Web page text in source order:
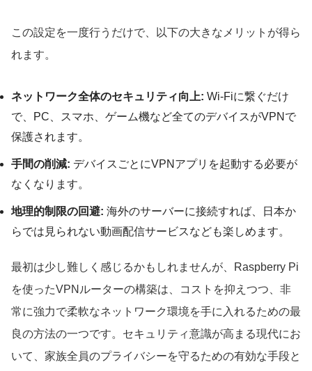
この設定を一度行うだけで、以下の大きなメリットが得ら
れます。
ネットワーク全体のセキュリティ向上: Wi-Fiに繋ぐだけ
で、PC、スマホ、ゲーム機など全てのデバイスがVPNで
保護されます。
手間の削減: デバイスごとにVPNアプリを起動する必要が
なくなります。
地理的制限の回避: 海外のサーバーに接続すれば、日本か
らでは見られない動画配信サービスなども楽しめます。
最初は少し難しく感じるかもしれませんが、Raspberry Pi
を使ったVPNルーターの構築は、コストを抑えつつ、非
常に強力で柔軟なネットワーク環境を手に入れるための最
良の方法の一つです。セキュリティ意識が高まる現代にお
いて、家族全員のプライバシーを守るための有効な手段と